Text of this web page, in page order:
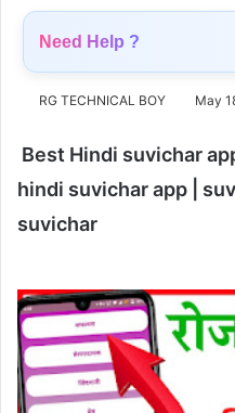
Need Help ?
RG TECHNICAL BOY May
Best Hindi suvichar
hindi suvichar app |
suvichar